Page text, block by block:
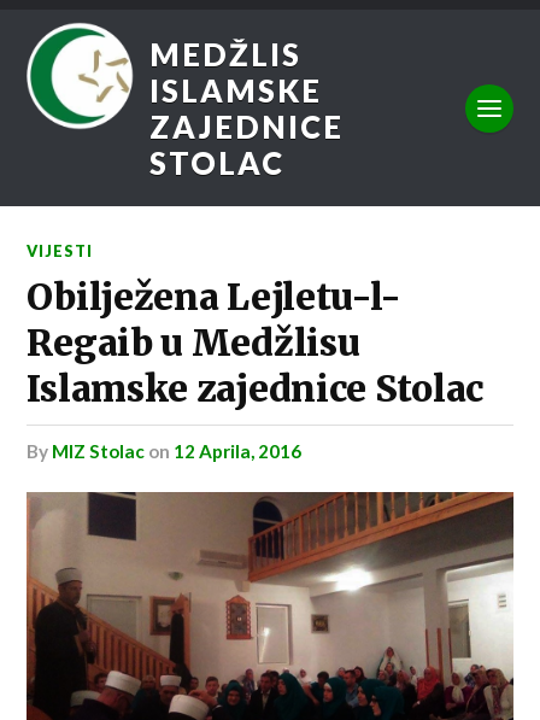
MEDŽLIS
ISLAMSKE
ZAJEDNICE
STOLAC
VIJESTI
Obilježena Lejletu-l-
Regaib u Medžlisu
Islamske zajednice Stolac
by MIZ Stolac on 12 Aprila, 2016